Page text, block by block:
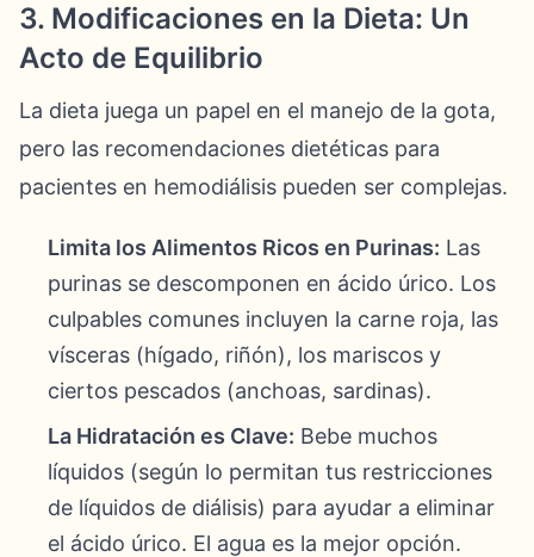
3. Modificaciones en la Dieta: Un
Acto de Equilibrio
La dieta juega un papel en el manejo de la gota,
pero las recomendaciones dietéticas para
pacientes en hemodiálisis pueden ser complejas.
Limita los Alimentos Ricos en Purinas: Las
purinas se descomponen en ácido úrico. Los
culpables comunes incluyen la carne roja, las
vísceras (hígado, riñón), los mariscos y
ciertos pescados (anchoas, sardinas).
La Hidratación es Clave: Bebe muchos
líquidos (según lo permitan tus restricciones
de líquidos de diálisis) para ayudar a eliminar
el ácido úrico. El agua es la mejor opción.